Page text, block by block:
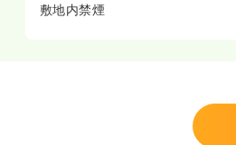
敷地内禁煙